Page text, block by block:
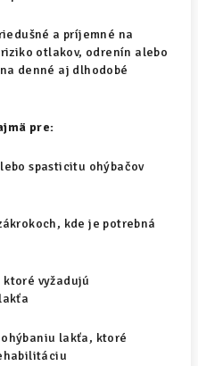
a príjemné na
otlakov, odrenín alebo
denné aj dlhodobé
pre:
spasticitu ohýbačov
kde je potrebná
vyžadujú
lakťa, ktoré